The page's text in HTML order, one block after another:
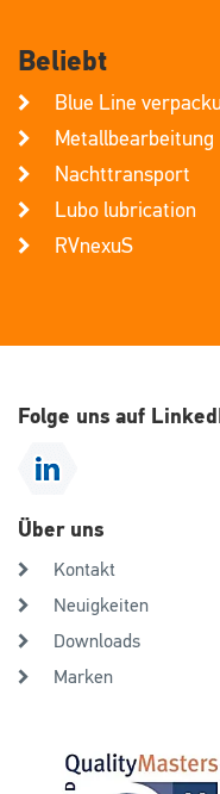
Beliebt
Blue Line
Metallbearbeitung
Nachttransport
Lubo lubrication
RVnexuS
Folge uns auf
Über uns
Kontakt
Neuigkeiten
Downloads
Marken